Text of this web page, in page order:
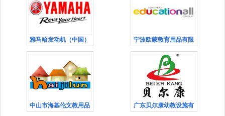
雅马哈发动机（中国） 宁波欧蒙教育用品有限
中山市海基伦文教用品 广东贝尔康幼教设施有